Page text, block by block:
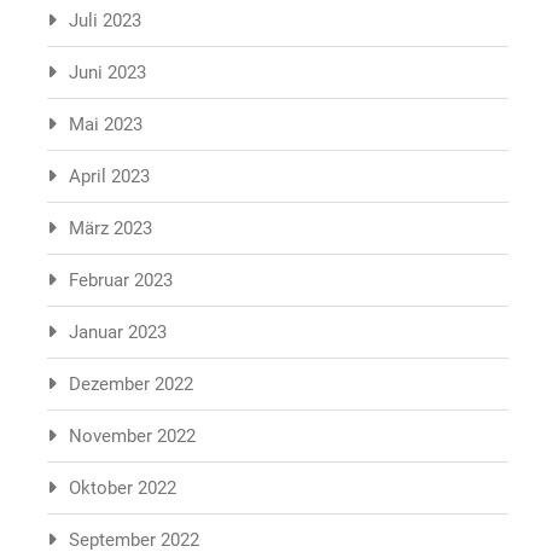
Juli 2023
Juni 2023
Mai 2023
April 2023
März 2023
Februar 2023
Januar 2023
Dezember 2022
November 2022
Oktober 2022
September 2022